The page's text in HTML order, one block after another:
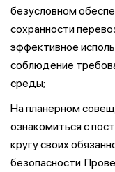
безусловном
сохранности
эффективное
соблюдение
среды;
На планерном
ознакомиться с
кругу своих
безопасности.